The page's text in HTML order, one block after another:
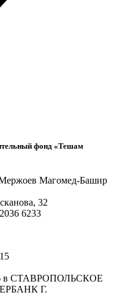
фонд «Тешам
Магомед-Башир
32
6233
в СТАВРОПОЛЬСКОЕ
Г.